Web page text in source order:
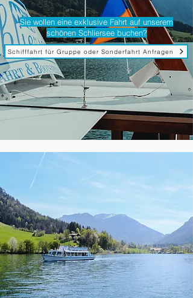
Sie wollen eine exklusive Fahrt auf unserem
schönen Schliersee buchen?
Schifffahrt für Gruppe oder Sonderfahrt Anfragen